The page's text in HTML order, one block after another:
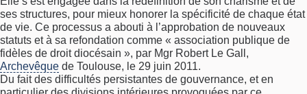
ses structures, pour mieux honorer la spécificité de chaque état
de vie. Ce processus a abouti à l’approbation de nouveaux
statuts et à sa refondation comme « association publique de
fidèles de droit diocésain », par Mgr Robert Le Gall,
Archevêque de Toulouse, le 29 juin 2011.
Du fait des difficultés persistantes de gouvernance, et en